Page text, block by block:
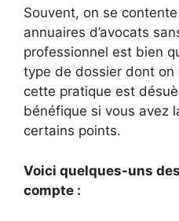
Souvent, on se
annuaires d’avocats
professionnel est bien
type de dossier dont
cette pratique est
bénéfique si vous avez
certains points.
Voici quelques-uns
compte :